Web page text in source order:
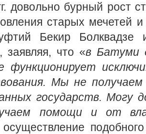
довольно бурный рост
старых мечетей
Бекир Болквадзе
заявляя, что «в Батуми
функционирует
Мы не
государств. Могу
помощи и от